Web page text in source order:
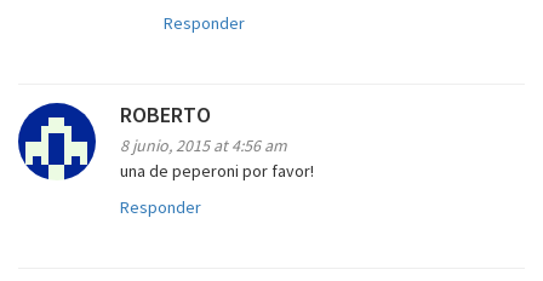
Responder
ROBERTO
8 junio, 2015 at 4:56 am
una de peperoni por favor!
Responder